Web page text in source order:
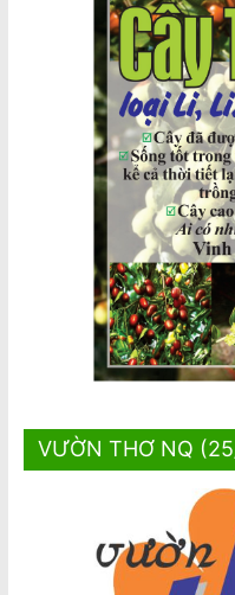
VƯỜN THƠ NQ